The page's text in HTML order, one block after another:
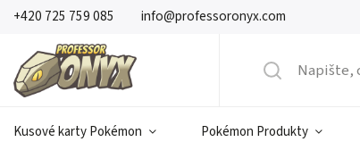
+420 725 759 085 info@professoronyx.com
Kusové karty Pokémon Pokémon Produkty